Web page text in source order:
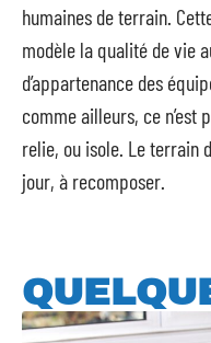
humaines de terrain.
modèle la qualité de vie
d’appartenance des
comme ailleurs, ce n’est
relie, ou isole. Le terrain
jour, à recomposer.